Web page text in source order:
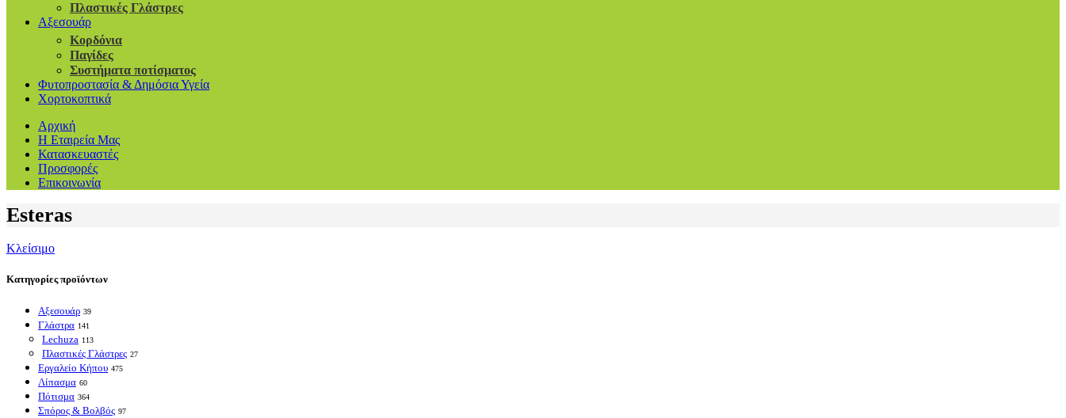
Πλαστικές Γλάστρες
Αξεσουάρ
Κορδόνια
Παγίδες
Συστήματα ποτίσματος
Φυτοπροστασία & Δημόσια Υγεία
Χορτοκοπτικά
Αρχική
Η Εταιρεία Μας
Κατασκευαστές
Προσφορές
Επικοινωνία
Esteras
Κλείσιμο
Κατηγορίες προϊόντων
Αξεσουάρ 39
Γλάστρα 141
Lechuza 113
Πλαστικές Γλάστρες 27
Εργαλείο Κήπου 475
Λίπασμα 60
Πότισμα 364
Σπόρος & Βολβός 97